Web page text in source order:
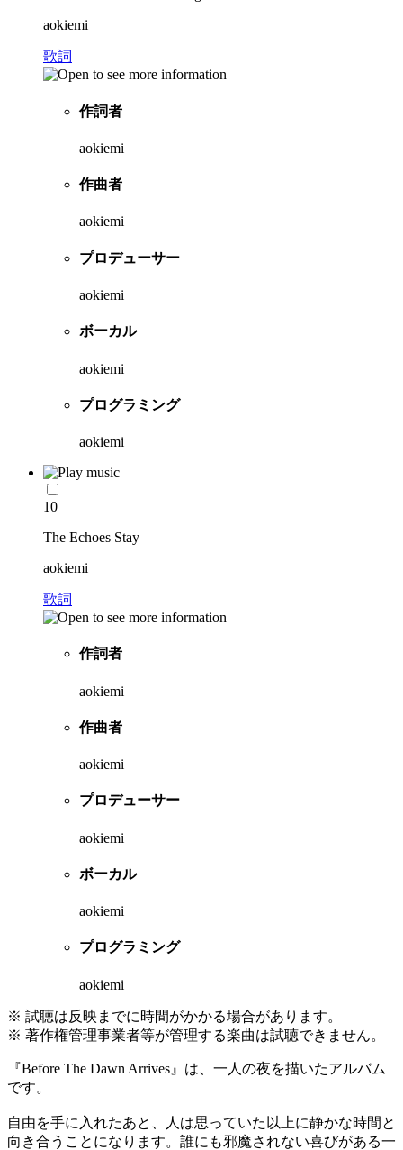
aokiemi
歌詞
作詞者
aokiemi
作曲者
aokiemi
プロデューサー
aokiemi
ボーカル
aokiemi
プログラミング
aokiemi
10
The Echoes Stay
aokiemi
歌詞
作詞者
aokiemi
作曲者
aokiemi
プロデューサー
aokiemi
ボーカル
aokiemi
プログラミング
aokiemi
※ 試聴は反映までに時間がかかる場合があります。
※ 著作権管理事業者等が管理する楽曲は試聴できません。
『Before The Dawn Arrives』は、一人の夜を描いたアルバム
です。
自由を手に入れたあと、人は思っていた以上に静かな時間と
向き合うことになります。誰にも邪魔されない喜びがある一